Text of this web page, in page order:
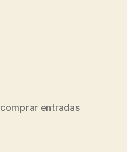
comprar entradas